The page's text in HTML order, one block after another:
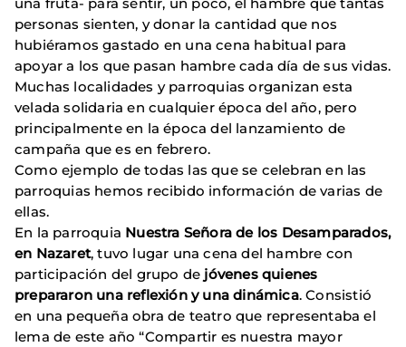
personas sienten, y donar la cantidad que nos
hubiéramos gastado en una cena habitual para
apoyar a los que pasan hambre cada día de sus vidas.
Muchas localidades y parroquias organizan esta
velada solidaria en cualquier época del año, pero
principalmente en la época del lanzamiento de
campaña que es en febrero.
Como ejemplo de todas las que se celebran en las
parroquias hemos recibido información de varias de
ellas.
En la parroquia Nuestra Señora de los Desamparados,
en Nazaret, tuvo lugar una cena del hambre con
participación del grupo de jóvenes quienes
prepararon una reflexión y una dinámica. Consistió
en una pequeña obra de teatro que representaba el
lema de este año “Compartir es nuestra mayor